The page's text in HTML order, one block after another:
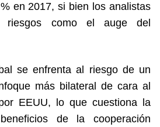
en 2017, si bien los analistas
riesgos como el auge del
se enfrenta al riesgo de un
más bilateral de cara al
EEUU, lo que cuestiona la
de la cooperación